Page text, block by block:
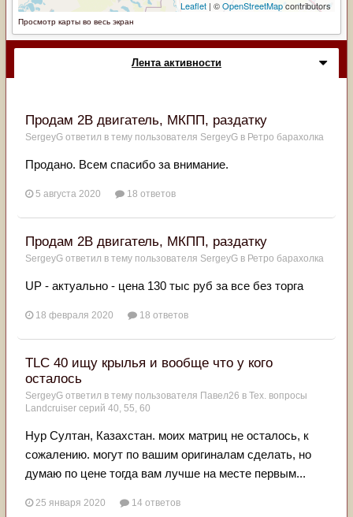
Просмотр карты во весь экран
Лента активности
Продам 2B двигатель, МКПП, раздатку
SergeyG ответил в тему пользователя SergeyG в Ретро барахолка
Продано. Всем спасибо за внимание.
5 августа 2020 18 ответов
Продам 2B двигатель, МКПП, раздатку
SergeyG ответил в тему пользователя SergeyG в Ретро барахолка
UP - актуально - цена 130 тыс руб за все без торга
18 февраля 2020 18 ответов
TLC 40 ищу крылья и вообще что у кого
осталось
SergeyG ответил в тему пользователя Павел26 в Тех. вопросы
Landcruiser серий 40, 55, 60
Нур Султан, Казахстан. моих матриц не осталось, к
сожалению. могут по вашим оригиналам сделать, но
думаю по цене тогда вам лучше на месте первым...
25 января 2020 14 ответов